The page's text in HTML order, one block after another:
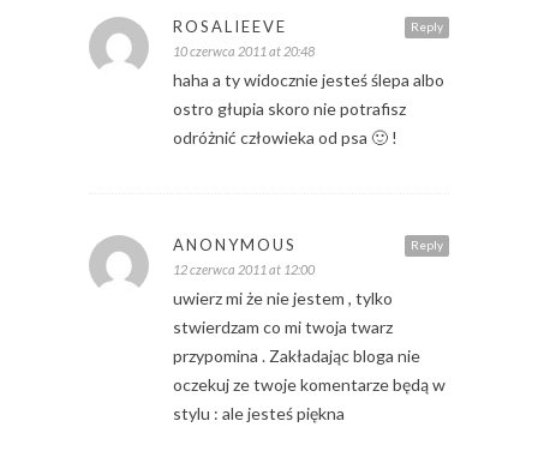
Reply
ROSALIEEVE
10 czerwca 2011 at 20:48
haha a ty widocznie jesteś ślepa albo
ostro głupia skoro nie potrafisz
odróżnić człowieka od psa 🙂 !
Reply
ANONYMOUS
12 czerwca 2011 at 12:00
uwierz mi że nie jestem , tylko
stwierdzam co mi twoja twarz
przypomina . Zakładając bloga nie
oczekuj ze twoje komentarze będą w
stylu : ale jesteś piękna